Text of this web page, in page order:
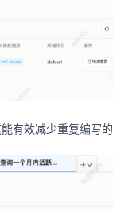
有效减少重复编写的